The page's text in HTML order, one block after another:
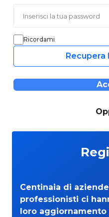
Ricordami
Recupera
Centinaia di
professionisti ci
loro